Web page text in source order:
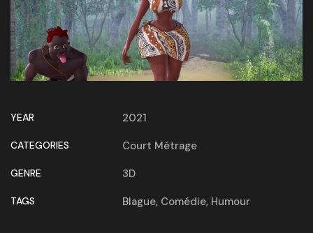
YEAR 2021
CATEGORIES Court Métrage
GENRE 3D
TAGS Blague, Comédie, Humour